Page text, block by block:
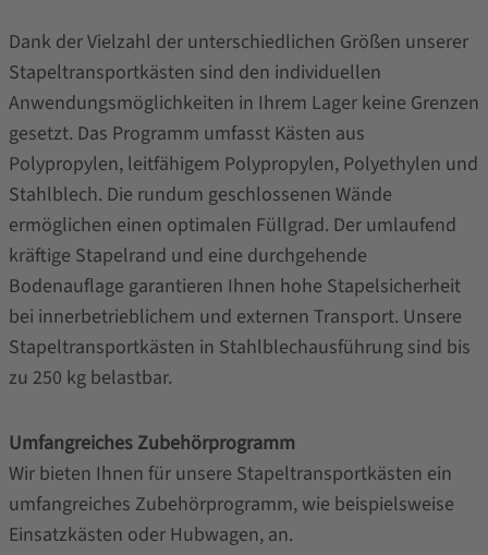
Dank der Vielzahl der unterschiedlichen Größen unserer
Stapeltransportkästen sind den individuellen
Anwendungsmöglichkeiten in Ihrem Lager keine Grenzen
gesetzt. Das Programm umfasst Kästen aus
Polypropylen, leitfähigem Polypropylen, Polyethylen und
Stahlblech. Die rundum geschlossenen Wände
ermöglichen einen optimalen Füllgrad. Der umlaufend
kräftige Stapelrand und eine durchgehende
Bodenauflage garantieren Ihnen hohe Stapelsicherheit
bei innerbetrieblichem und externen Transport. Unsere
Stapeltransportkästen in Stahlblechausführung sind bis
zu 250 kg belastbar.
Umfangreiches Zubehörprogramm
Wir bieten Ihnen für unsere Stapeltransportkästen ein
umfangreiches Zubehörprogramm, wie beispielsweise
Einsatzkästen oder Hubwagen, an.